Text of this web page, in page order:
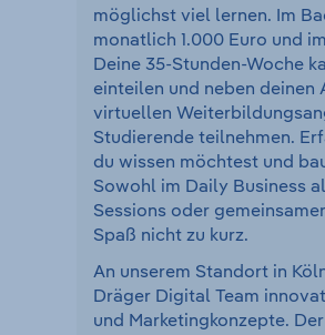
möglichst viel lernen. Im
monatlich 1.000 Euro und
Deine 35-Stunden-Woche
einteilen und neben deinen
virtuellen
Studierende teilnehmen.
du wissen möchtest und
Sowohl im Daily Business
Sessions oder
Spaß nicht zu kurz.
An unserem Standort in
Dräger Digital Team
und Marketingkonzepte.